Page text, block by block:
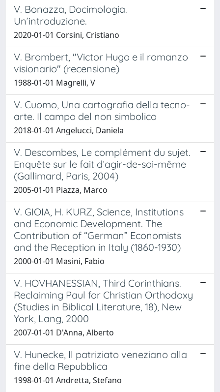
V. Bonazza, Docimologia.
Un’introduzione.
2020-01-01 Corsini, Cristiano
V. Brombert, "Victor Hugo e il romanzo
visionario" (recensione)
1988-01-01 Magrelli, V
V. Cuomo, Una cartografia della tecno-
arte. Il campo del non simbolico
2018-01-01 Angelucci, Daniela
V. Descombes, Le complément du sujet.
Enquête sur le fait d’agir-­de-­soi-­même
(Gallimard, Paris, 2004)
2005-01-01 Piazza, Marco
V. GIOIA, H. KURZ, Science, Institutions
and Economic Development. The
Contribution of “German” Economists
and the Reception in Italy (1860-1930)
2000-01-01 Masini, Fabio
V. HOVHANESSIAN, Third Corinthians.
Reclaiming Paul for Christian Orthodoxy
(Studies in Biblical Literature, 18), New
York, Lang, 2000
2007-01-01 D'Anna, Alberto
V. Hunecke, Il patriziato veneziano alla
fine della Repubblica
1998-01-01 Andretta, Stefano